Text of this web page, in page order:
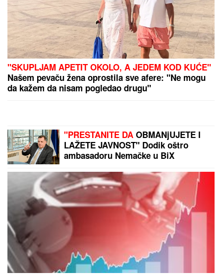
"SKUPLJAM APETIT OKOLO, A JEDEM KOD KUĆE"
Našem pevaču žena oprostila sve afere: "Ne mogu
da kažem da nisam pogledao drugu"
"PRESTANITE DA OBMANjUJETE I
LAŽETE JAVNOST" Dodik oštro
ambasadoru Nemačke u BiX